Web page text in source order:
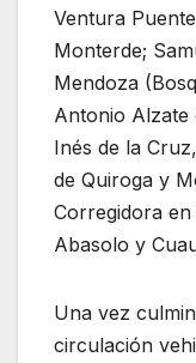
Ventura
Monterde;
Mendoza
Antonio
Inés de la
de Quiroga y
Corregidora
Abasolo y
Una vez
circulación